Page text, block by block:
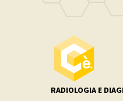
RADIOLOGIA E